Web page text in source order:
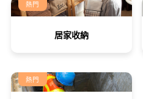
熱門
居家收納
熱門